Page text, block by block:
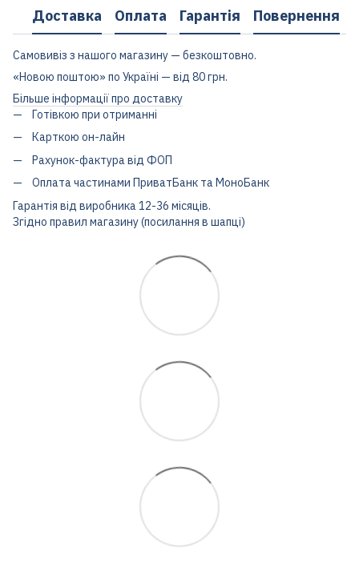
Доставка Оплата Гарантія Повернення
Самовивіз з нашого магазину — безкоштовно.
«Новою поштою» по Україні — від 80 грн.
Більше інформації про доставку
Готівкою при отриманні
Карткою он-лайн
Рахунок-фактура від ФОП
Оплата частинами ПриватБанк та МоноБанк
Гарантія від виробника 12-36 місяців.
Згідно правил магазину (посилання в шапці)